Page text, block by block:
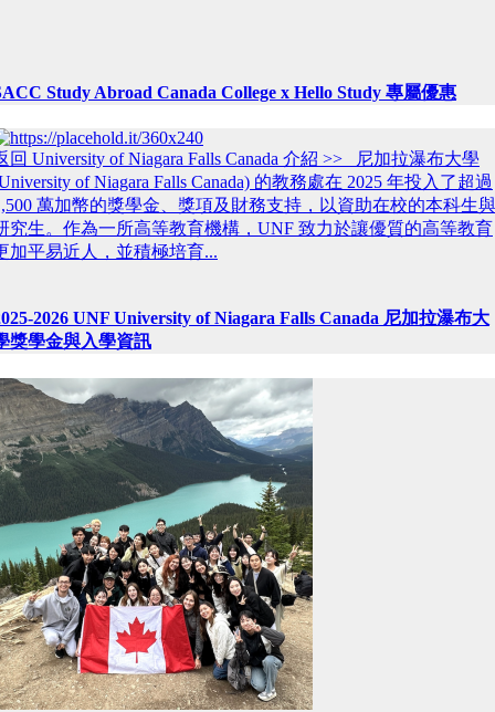
Study Abroad Canada College x Hello Study 專屬優惠
回 University of Niagara Falls Canada 介紹 >> 尼加拉瀑布大學
of Niagara Falls Canada) 的教務處在 2025 年投入了超過
萬加幣的獎學金、獎項及財務支持，以資助在校的本科生與
究生。作為一所高等教育機構，UNF 致力於讓優質的高等教育
加平易近人，並積極培育...
2026 UNF University of Niagara Falls Canada 尼加拉瀑布大
獎學金與入學資訊